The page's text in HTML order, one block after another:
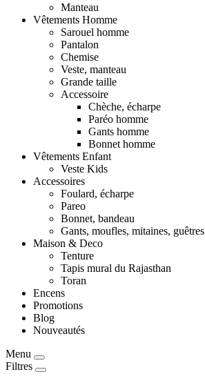
Manteau
Vêtements Homme
Sarouel homme
Pantalon
Chemise
Veste, manteau
Grande taille
Accessoire
Chèche, écharpe
Paréo homme
Gants homme
Bonnet homme
Vêtements Enfant
Veste Kids
Accessoires
Foulard, écharpe
Pareo
Bonnet, bandeau
Gants, moufles, mitaines, guêtres
Maison & Deco
Tenture
Tapis mural du Rajasthan
Toran
Encens
Promotions
Blog
Nouveautés
Menu
Filtres